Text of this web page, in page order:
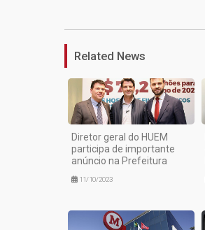
Related News
Diretor geral do HUEM
participa de importante
anúncio na Prefeitura
11/10/2023